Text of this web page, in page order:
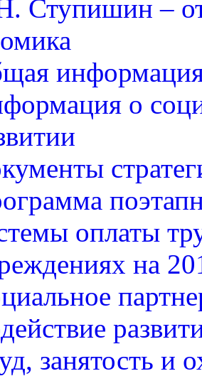
Ступишин –
о
оплаты
на
занятость и